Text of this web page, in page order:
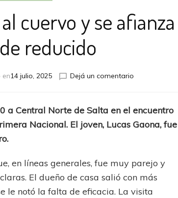
cuervo y se afianza
reducido
en14 julio, 2025 Dejá un comentario
al
cuervo
en
zona
de
a Central Norte de Salta en el encuentro
Nacional. El joven, Lucas Gaona, fue
en líneas generales, fue muy parejo y
El dueño de casa salió con más
le notó la falta de eficacia. La visita